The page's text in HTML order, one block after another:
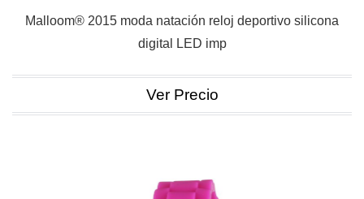
Malloom® 2015 moda natación reloj deportivo silicona
digital LED imp
Ver Precio